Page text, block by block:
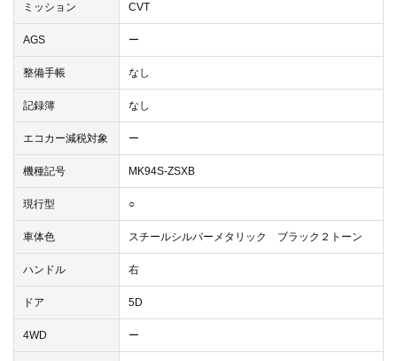
ミッション CVT
AGS ー
整備手帳 なし
記録簿 なし
エコカー減税対象 ー
機種記号 MK94S-ZSXB
現行型 ○
車体色 スチールシルバーメタリック ブラック２トーン
ハンドル 右
ドア 5D
4WD ー